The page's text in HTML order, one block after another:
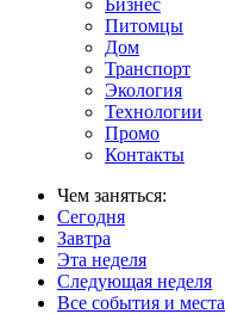
Бизнес
Питомцы
Дом
Транспорт
Экология
Технологии
Промо
Контакты
Чем заняться:
Сегодня
Завтра
Эта неделя
Следующая неделя
Все события и места